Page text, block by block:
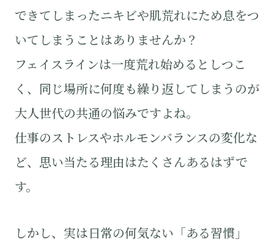
できてしまったニキビや肌荒れにため息をつ
いてしまうことはありませんか？
フェイスラインは一度荒れ始めるとしつこ
く、同じ場所に何度も繰り返してしまうのが
大人世代の共通の悩みですよね。
仕事のストレスやホルモンバランスの変化な
ど、思い当たる理由はたくさんあるはずで
す。
しかし、実は日常の何気ない「ある習慣」